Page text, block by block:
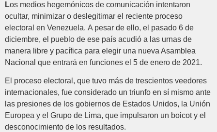
Los medios hegemónicos de comunicación intentaron
ocultar, minimizar o deslegitimar el reciente proceso
electoral en Venezuela. A pesar de ello, el pasado 6 de
diciembre, el pueblo de ese país acudió a las urnas de
manera libre y pacífica para elegir una nueva Asamblea
Nacional que entrará en funciones el 5 de enero de 2021.
El proceso electoral, que tuvo más de trescientos veedores
internacionales, fue considerado un triunfo en sí mismo ante
las presiones de los gobiernos de Estados Unidos, la Unión
Europea y el Grupo de Lima, que impulsaron un boicot y el
desconocimiento de los resultados.